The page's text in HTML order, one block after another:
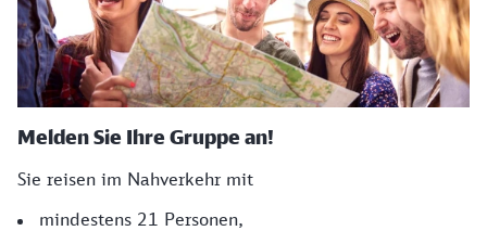
Melden Sie Ihre Gruppe an!
Sie reisen im Nahverkehr mit
mindestens 21 Personen,